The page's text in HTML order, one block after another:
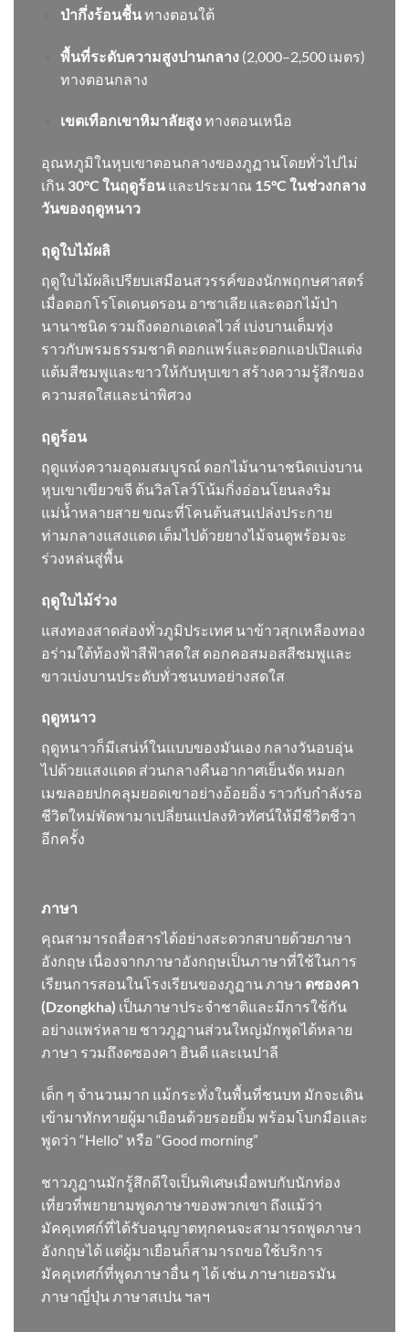
ป่ากึ่งร้อนชื้นทางตอนใต้
พื้นที่ระดับความสูงปานกลาง(2,000–2,500 เมตร)
ทางตอนกลาง
เขตเทือกเขาหิมาลัยสูงทางตอนเหนือ
อุณหภูมิในหุบเขาตอนกลางของภูฏานโดยทั่วไปไม่
เกิน 30°C ในฤดูร้อน และประมาณ 15°C ในช่วงกลาง
วันของฤดูหนาว
ฤดูใบไม้ผลิ
ฤดูใบไม้ผลิเปรียบเสมือนสวรรค์ของนักพฤกษศาสตร์
เมื่อดอกโรโดเดนดรอน อาซาเลีย และดอกไม้ป่า
นานาชนิด รวมถึงดอกเอเดลไวส์ เบ่งบานเต็มทุ่ง
ราวกับพรมธรรมชาติ ดอกแพร์และดอกแอปเปิลแต่ง
แต้มสีชมพูและขาวให้กับหุบเขา สร้างความรู้สึกของ
ความสดใสและน่าพิศวง
ฤดูร้อน
ฤดูแห่งความอุดมสมบูรณ์ ดอกไม้นานาชนิดเบ่งบาน
หุบเขาเขียวขจี ต้นวิลโลว์โน้มกิ่งอ่อนโยนลงริม
แม่น้ำหลายสาย ขณะที่โคนต้นสนเปล่งประกาย
ท่ามกลางแสงแดด เต็มไปด้วยยางไม้จนดูพร้อมจะ
ร่วงหล่นสู่พื้น
ฤดูใบไม้ร่วง
แสงทองสาดส่องทั่วภูมิประเทศ นาข้าวสุกเหลืองทอง
อร่ามใต้ท้องฟ้าสีฟ้าสดใส ดอกคอสมอสสีชมพูและ
ขาวเบ่งบานประดับทั่วชนบทอย่างสดใส
ฤดูหนาว
ฤดูหนาวก็มีเสน่ห์ในแบบของมันเอง กลางวันอบอุ่น
ไปด้วยแสงแดด ส่วนกลางคืนอากาศเย็นจัด หมอก
เมฆลอยปกคลุมยอดเขาอย่างอ้อยอิ่ง ราวกับกำลังรอ
ชีวิตใหม่พัดพามาเปลี่ยนแปลงทิวทัศน์ให้มีชีวิตชีวา
อีกครั้ง
ภาษา
คุณสามารถสื่อสารได้อย่างสะดวกสบายด้วยภาษา
อังกฤษ เนื่องจากภาษาอังกฤษเป็นภาษาที่ใช้ในการ
เรียนการสอนในโรงเรียนของภูฏาน ภาษา ดซองคา
(Dzongkha) เป็นภาษาประจำชาติและมีการใช้กัน
อย่างแพร่หลาย ชาวภูฏานส่วนใหญ่มักพูดได้หลาย
ภาษา รวมถึงดซองคา ฮินดี และเนปาลี
เด็ก ๆ จำนวนมาก แม้กระทั่งในพื้นที่ชนบท มักจะเดิน
เข้ามาทักทายผู้มาเยือนด้วยรอยยิ้ม พร้อมโบกมือและ
พูดว่า “Hello” หรือ “Good morning”
ชาวภูฏานมักรู้สึกดีใจเป็นพิเศษเมื่อพบกับนักท่อง
เที่ยวที่พยายามพูดภาษาของพวกเขา ถึงแม้ว่า
มัคคุเทศก์ที่ได้รับอนุญาตทุกคนจะสามารถพูดภาษา
อังกฤษได้ แต่ผู้มาเยือนก็สามารถขอใช้บริการ
มัคคุเทศก์ที่พูดภาษาอื่น ๆ ได้ เช่น ภาษาเยอรมัน
ภาษาญี่ปุ่น ภาษาสเปน ฯลฯ